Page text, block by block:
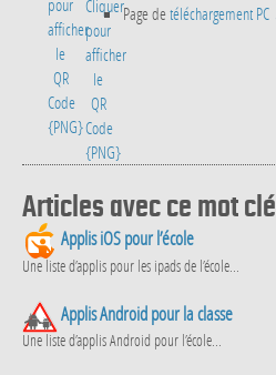
Page detéléchargement PC
Articles avec ce mot clé
Applis iOS pour l’école
Une liste d’applis pour les ipads de l’école...
Applis Android pour la classe
Une liste d’applis Android pour l’école...